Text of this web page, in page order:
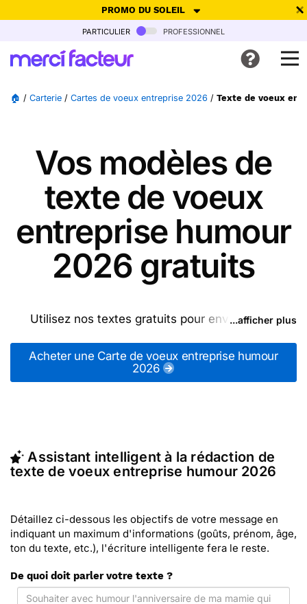
PROMO DU SOLEIL
-30% de réduction avec le code SUMMER26pour envoyer des
particulier professionnel
🏠 / Carterie / Cartes de voeux entreprise 2026 / Texte de voeux
Vos modèles de
texte de voeux
entreprise humour
2026 gratuits
Utilisez nos textes gratuits pour envoyer des
d'autres messages de la catégorie "Cartes de
voeux entreprise 2026") ou partagez ces modèles
de textes sur vos réseaux sociaux.
Merci Facteur (c'est rapide et pas cher). Merci
Facteur vous propose 17 modèles imprimés de de
...afficher plus
Acheter une Carte de voeux entreprise humour
2026
Assistant intelligent à la rédaction de
texte de voeux entreprise humour 2026
Détaillez ci-dessous les objectifs de votre message en
indiquant un maximum d'informations (goûts, prénom, âge,
ton du texte, etc.), l'écriture intelligente fera le reste.
De quoi doit parler votre texte ?